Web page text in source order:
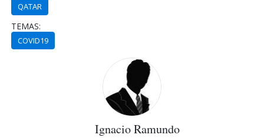
QATAR
TEMAS:
COVID19
Ignacio Ramundo